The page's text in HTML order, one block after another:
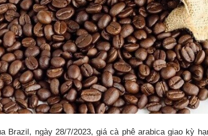
Brazil, ngày 28/7/2023, giá cà phê arabica giao kỳ